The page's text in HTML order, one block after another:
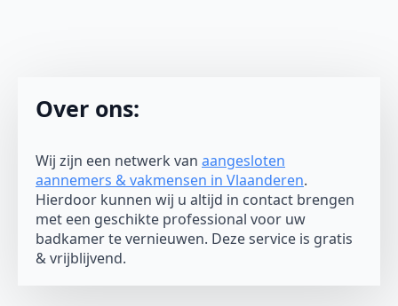
Over ons:
Wij zijn een netwerk van aangesloten
aannemers & vakmensen in Vlaanderen.
Hierdoor kunnen wij u altijd in contact brengen
met een geschikte professional voor uw
badkamer te vernieuwen. Deze service is gratis
& vrijblijvend.